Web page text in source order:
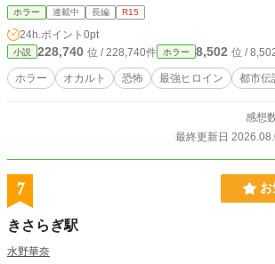
で。 物の怪よりも超自然的で。 悪霊
巨大生物を食らい返す。 これは、そんな女の子を恋人に持っ
た、一人の男性の日常の話だ。
ホラー 連載中 長編 R15
24h.ポイント 0pt
小説 228,740 位 / 228,740件 ホラー 8,502 位 /
ホラー オカルト 恐怖 最強ヒロイン 都市伝
感想
最終更新日
7
きさらぎ駅
水野華奈